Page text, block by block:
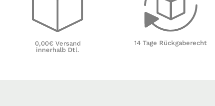
0,00€ Versand
innerhalb Dtl.
14 Tage Rückgaberecht